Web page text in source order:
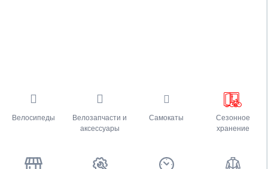
Велосипеды
Велозапчасти и
аксессуары
Самокаты
Сезонное
хранение